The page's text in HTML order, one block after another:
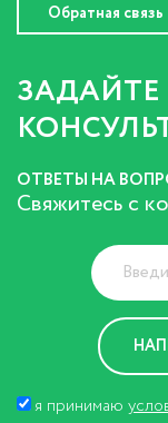
Обратная связь
ОТВЕТЫ НА
Свяжитесь с
я принимаю